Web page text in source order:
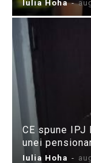
Iulia Hoha -
CE spune IPJ
unei
Iulia Hoha -